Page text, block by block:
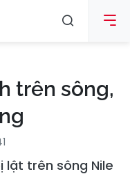
trên sông,
lật trên sông Nile